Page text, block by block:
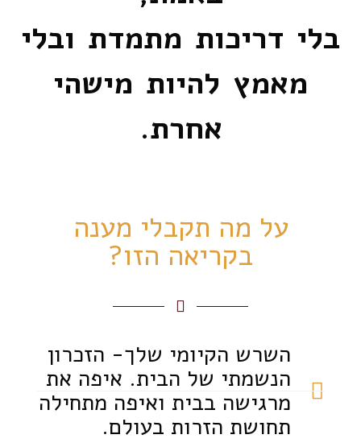
בלי דריכות מתמדת ובלי
מאמץ להיות מישהי
אחרת.
על מה תקבלי מענה
בקריאה הזו?
השרש הקיומי שלך- הזכרון
הנשמתי של הבית. איפה את
מרגישה בבית ואיפה מתחילה
תחושת הזרות בעולם.